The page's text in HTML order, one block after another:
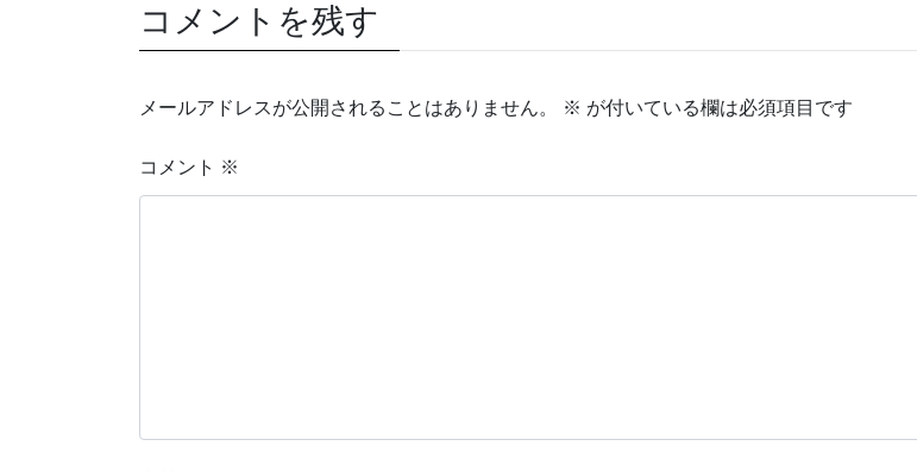
コメントを残す
メールアドレスが公開されることはありません。 ※ が付いている欄は必須項目です
コメント ※